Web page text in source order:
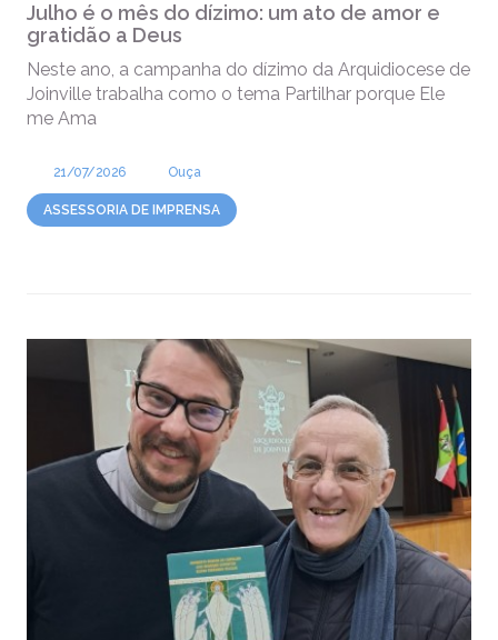
Julho é o mês do dízimo: um ato de amor e
gratidão a Deus
Neste ano, a campanha do dízimo da Arquidiocese de
Joinville trabalha como o tema Partilhar porque Ele
me Ama
21/07/2026 Ouça
ASSESSORIA DE IMPRENSA